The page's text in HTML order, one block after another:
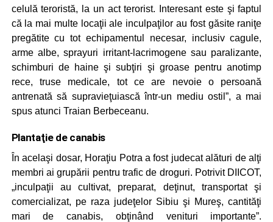
celulă teroristă, la un act terorist. Interesant este şi faptul
că la mai multe locaţii ale inculpaţilor au fost găsite raniţe
pregătite cu tot echipamentul necesar, inclusiv cagule,
arme albe, sprayuri irritant-lacrimogene sau paralizante,
schimburi de haine şi subţiri şi groase pentru anotimp
rece, truse medicale, tot ce are nevoie o persoană
antrenată să supravieţuiască într-un mediu ostil”, a mai
spus atunci Traian Berbeceanu.
Plantaţie de canabis
În acelaşi dosar, Horaţiu Potra a fost judecat alături de alţi
membri ai grupării pentru trafic de droguri. Potrivit DIICOT,
„inculpaţii au cultivat, preparat, deţinut, transportat şi
comercializat, pe raza judeţelor Sibiu şi Mureş, cantităţi
mari de canabis, obţinând venituri importante”.